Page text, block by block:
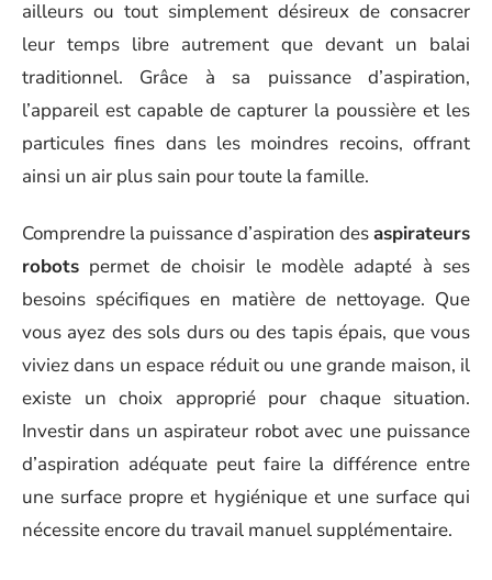
ailleurs ou tout simplement désireux de consacrer
leur temps libre autrement que devant un balai
traditionnel. Grâce à sa puissance d’aspiration,
l’appareil est capable de capturer la poussière et les
particules fines dans les moindres recoins, offrant
ainsi un air plus sain pour toute la famille.
Comprendre la puissance d’aspiration desaspirateurs
robots permet de choisir le modèle adapté à ses
besoins spécifiques en matière de nettoyage. Que
vous ayez des sols durs ou des tapis épais, que vous
viviez dans un espace réduit ou une grande maison, il
existe un choix approprié pour chaque situation.
Investir dans un aspirateur robot avec une puissance
d’aspiration adéquate peut faire la différence entre
une surface propre et hygiénique et une surface qui
nécessite encore du travail manuel supplémentaire.